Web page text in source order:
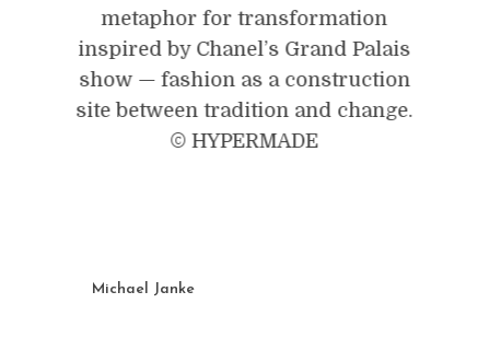
metaphor for transformation
inspired by Chanel’s Grand Palais
show — fashion as a construction
site between tradition and change.
© HYPERMADE
Michael Janke